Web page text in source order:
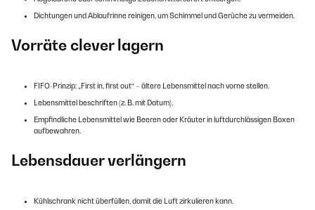
Dichtungen und Ablaufrinne reinigen, um Schimmel und Gerüche zu vermeiden.
Vorräte clever lagern
FIFO-Prinzip: „First in, first out“ – ältere Lebensmittel nach vorne stellen.
Lebensmittel beschriften (z. B. mit Datum).
Empfindliche Lebensmittel wie Beeren oder Kräuter in luftdurchlässigen Boxen
aufbewahren.
Lebensdauer verlängern
Kühlschrank nicht überfüllen, damit die Luft zirkulieren kann.